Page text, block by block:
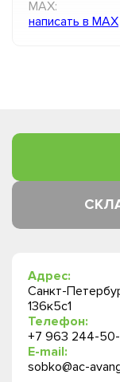
MAX:
написать в MAX
Адрес:
Санкт-
136к5с1
Телефон:
+7 963 244-
E-mail:
sobko@ac-